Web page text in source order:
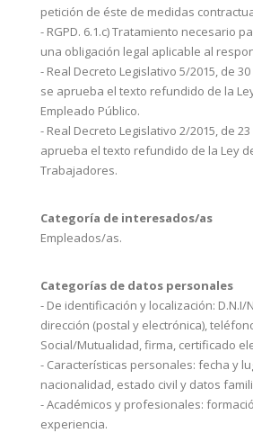
petición de éste de medidas
- RGPD. 6.1.c) Tratamiento necesario
una obligación legal aplicable al
- Real Decreto Legislativo 5/2015, de
se aprueba el texto refundido de la
Empleado Público.
- Real Decreto Legislativo 2/2015, de
aprueba el texto refundido de la Ley
Trabajadores.
Categoría de interesados/as
Empleados/as.
Categorías de datos personales
- De identificación y localización: D.N.I/
dirección (postal y electrónica),
Social/Mutualidad, firma, certificado
- Características personales: fecha y
nacionalidad, estado civil y datos
- Académicos y profesionales:
experiencia.